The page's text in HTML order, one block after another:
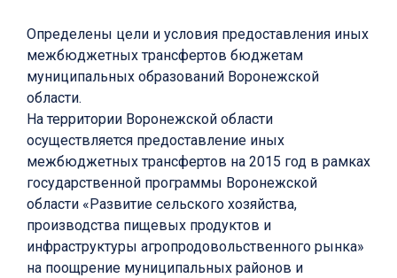
Определены цели и условия предоставления иных
межбюджетных трансфертов бюджетам
муниципальных образований Воронежской
области.
На территории Воронежской области
осуществляется предоставление иных
межбюджетных трансфертов на 2015 год в рамках
государственной программы Воронежской
области «Развитие сельского хозяйства,
производства пищевых продуктов и
инфраструктуры агропродовольственного рынка»
на поощрение муниципальных районов и